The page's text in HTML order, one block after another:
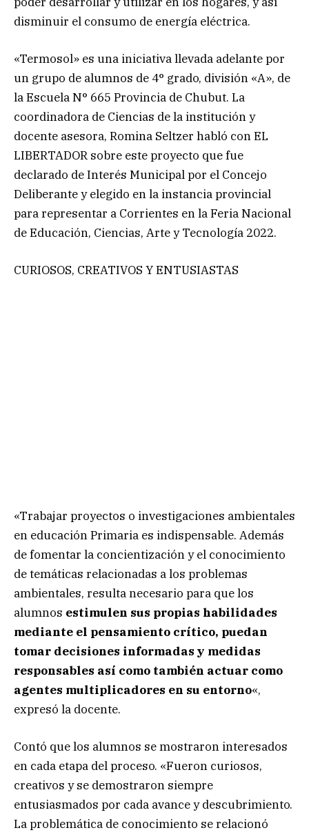
disminuir el consumo de energía eléctrica.
«Termosol» es una iniciativa llevada adelante por
un grupo de alumnos de 4° grado, división «A», de
la Escuela N° 665 Provincia de Chubut. La
coordinadora de Ciencias de la institución y
docente asesora, Romina Seltzer habló con EL
LIBERTADOR sobre este proyecto que fue
declarado de Interés Municipal por el Concejo
Deliberante y elegido en la instancia provincial
para representar a Corrientes en la Feria Nacional
de Educación, Ciencias, Arte y Tecnología 2022.
CURIOSOS, CREATIVOS Y ENTUSIASTAS
«Trabajar proyectos o investigaciones ambientales
en educación Primaria es indispensable. Además
de fomentar la concientización y el conocimiento
de temáticas relacionadas a los problemas
ambientales, resulta necesario para que los
alumnos estimulen sus propias habilidades
mediante el pensamiento crítico, puedan
tomar decisiones informadas y medidas
responsables así como también actuar como
agentes multiplicadores en su entorno«,
expresó la docente.
Contó que los alumnos se mostraron interesados
en cada etapa del proceso. «Fueron curiosos,
creativos y se demostraron siempre
entusiasmados por cada avance y descubrimiento.
La problemática de conocimiento se relacionó